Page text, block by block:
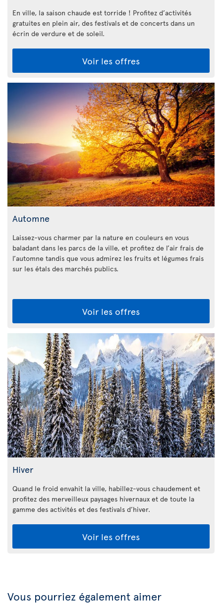
En ville, la saison chaude est torride ! Profitez d’activités
gratuites en plein air, des festivals et de concerts dans un
écrin de verdure et de soleil.
Voir les offres
Automne
Laissez-vous charmer par la nature en couleurs en vous
baladant dans les parcs de la ville, et profitez de l’air frais de
l’automne tandis que vous admirez les fruits et légumes frais
sur les étals des marchés publics.
Voir les offres
Hiver
Quand le froid envahit la ville, habillez-vous chaudement et
profitez des merveilleux paysages hivernaux et de toute la
gamme des activités et des festivals d’hiver.
Voir les offres
Vous pourriez également aimer